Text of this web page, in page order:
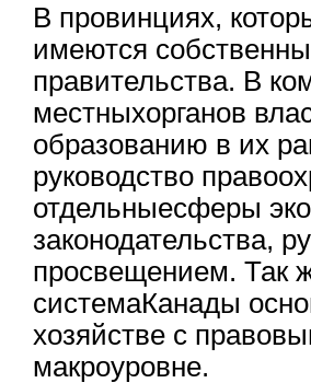
В провинциях,
имеются
правительства. В
местныхорганов
образованию в их
руководство
отдельныесферы
законодательства,
просвещением. Так
системаКанады
хозяйстве с
макроуровне.